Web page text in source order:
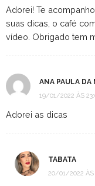
Adorei! Te
suas dicas, o café
vídeo. Obrigado tem
ANA PAULA DA
19/01/2022 ÀS
Adorei as dicas
TABATA
20/01/2022 ÀS